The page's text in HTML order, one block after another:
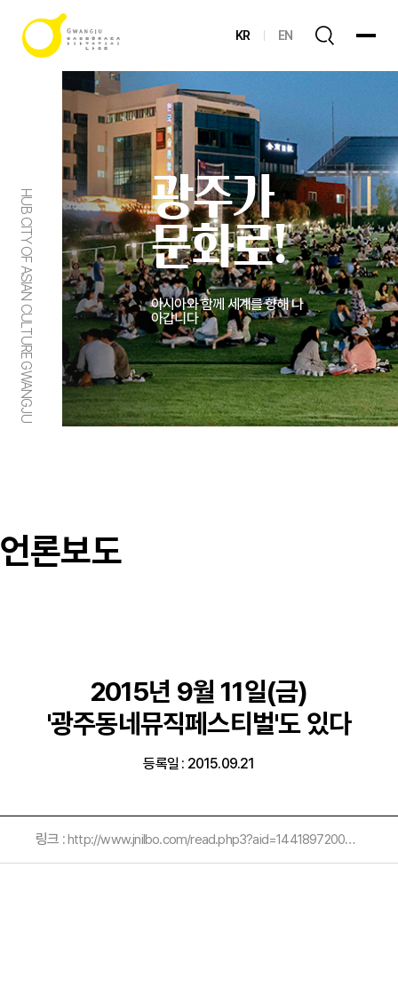
KR EN
HUB CITY OF ASIAN CULTURE GWANGJU
광주가
문화로!
아시아와 함께 세계를 향해 나
아갑니다
언론보도
2015년 9월 11일(금)
'광주동네뮤직페스티벌'도 있다
등록일 : 2015.09.21
링크 :http://www.jnilbo.com/read.php3?aid=1441897200477802080